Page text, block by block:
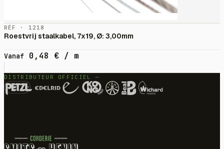
RÉF · 1218
Roestvrij staalkabel, 7x19, Ø: 3,00mm
Vanaf 0,48 € / m
DISTRIBUTEUR OFFICIEL —